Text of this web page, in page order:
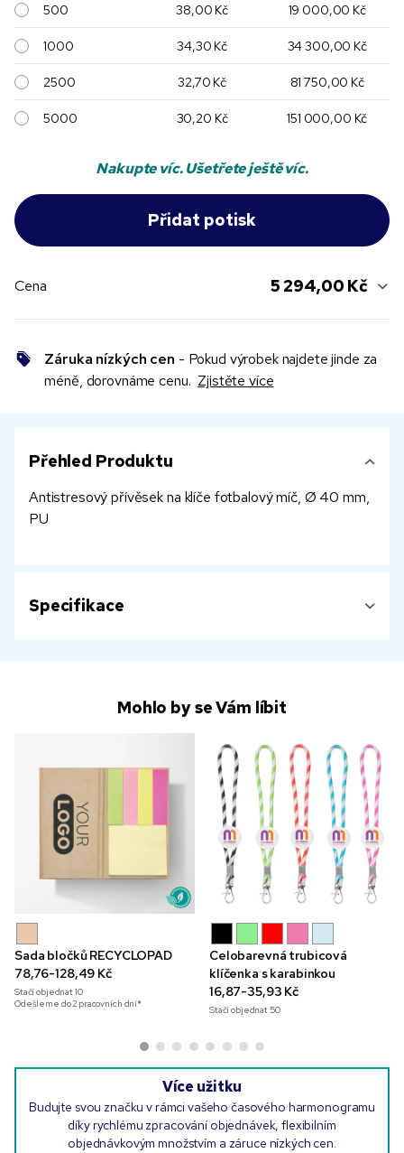
500 38,00 Kč 19 000,00 Kč
1000 34,30 Kč 34 300,00 Kč
2500 32,70 Kč 81 750,00 Kč
5000 30,20 Kč 151 000,00 Kč
Nakupte víc. Ušetřete ještě víc.
Cena 5 294,00 Kč
Záruka nízkých cen - Pokud výrobek najdete jinde za
méně, dorovnáme cenu. Zjistěte více
Přehled Produktu
Antistresový přívěsek na klíče fotbalový míč, Ø 40 mm,
PU
Specifikace
Mohlo by se Vám líbit
Sada bločků RECYCLOPAD
78,76-128,49 Kč
Stačí objednat10
Odešleme do 2 pracovních dní*
Celobarevná trubicová
klíčenka s karabinkou
16,87-35,93 Kč
Stačí objednat 50
Více užitku
Budujte svou značku v rámci vašeho časového harmonogramu
díky rychlému zpracování objednávek, flexibilním
objednávkovým množstvím a záruce nízkých cen.